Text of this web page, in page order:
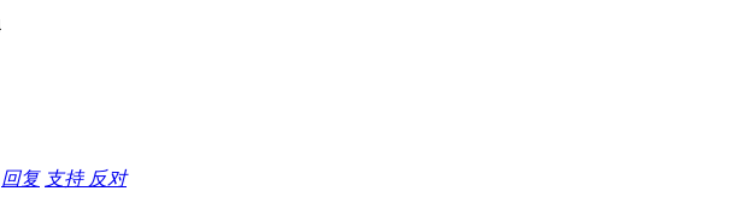
回复 支持 反对